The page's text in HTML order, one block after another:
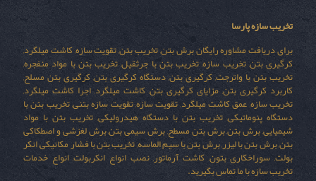
تخریب سازه پارسا
برای دریافت مشاوره رایگان برش بتن, تخریب بتن, تقویت سازه, کاشت میلگرد,
کرگیری بتن, تخریب سازه, تخریب بتن با جرثقیل, تخریب بتن با مواد منفجره,
تخریب بتن با واترجت, کرگیری بتن, دستگاه کرگیری بتن, کرگیری بتن مسلح,
کاربرد کرگیری بتن, مزایای کرگیری بتن, کاشت میلگرد, اجرا کاشت میلگرد,
تخریب سازه, عمق کاشت میلگرد, تقویت سازه, تقویت سازه بتنی, تخریب بتن با
دستگاه پنوماتیکی, تخریب بتن با دستگاه هیدرولیکی, تخریب بتن با مواد
شیمیایی, برش بتن, برش بتن مسطح, برش سیمی بتن, برش لغزشی و اصطکاکی
بتن, برش بتن با لیزر, برش بتن با سیم الماسه, تخریب بتن با فشار مکانیکی, انکر
بولت, سوراخکاری بتون, کاشت آرماتور, نصب انواع انکربولت, انواع خدمات
تخریب سازه با ما تماس بگیرید.